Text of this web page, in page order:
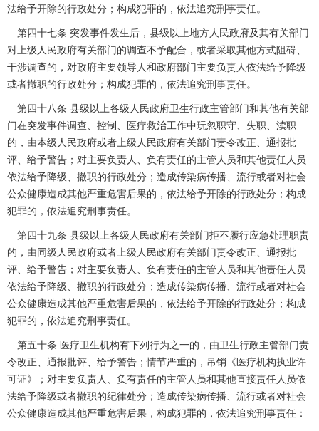
法给予开除的行政处分；构成犯罪的，依法追究刑事责任。
第四十七条 突发事件发生后，县级以上地方人民政府及其有关部门
对上级人民政府有关部门的调查不予配合，或者采取其他方式阻碍、
干涉调查的，对政府主要领导人和政府部门主要负责人依法给予降级
或者撤职的行政处分；构成犯罪的，依法追究刑事责任。
第四十八条 县级以上各级人民政府卫生行政主管部门和其他有关部
门在突发事件调查、控制、医疗救治工作中玩忽职守、失职、渎职
的，由本级人民政府或者上级人民政府有关部门责令改正、通报批
评、给予警告；对主要负责人、负有责任的主管人员和其他责任人员
依法给予降级、撤职的行政处分；造成传染病传播、流行或者对社会
公众健康造成其他严重危害后果的，依法给予开除的行政处分；构成
犯罪的，依法追究刑事责任。
第四十九条 县级以上各级人民政府有关部门拒不履行应急处理职责
的，由同级人民政府或者上级人民政府有关部门责令改正、通报批
评、给予警告；对主要负责人、负有责任的主管人员和其他责任人员
依法给予降级、撤职的行政处分；造成传染病传播、流行或者对社会
公众健康造成其他严重危害后果的，依法给予开除的行政处分；构成
犯罪的，依法追究刑事责任。
第五十条 医疗卫生机构有下列行为之一的，由卫生行政主管部门责
令改正、通报批评、给予警告；情节严重的，吊销《医疗机构执业许
可证》；对主要负责人、负有责任的主管人员和其他直接责任人员依
法给予降级或者撤职的纪律处分；造成传染病传播、流行或者对社会
公众健康造成其他严重危害后果，构成犯罪的，依法追究刑事责任：